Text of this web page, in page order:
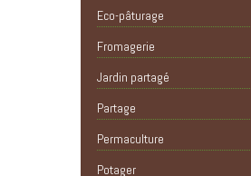
Eco-pâturage
Fromagerie
Jardin partagé
Partage
Permaculture
Potager